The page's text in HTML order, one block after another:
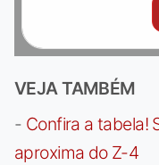
VEJA TAMBÉM
- Confira a tabela!
aproxima do Z-4